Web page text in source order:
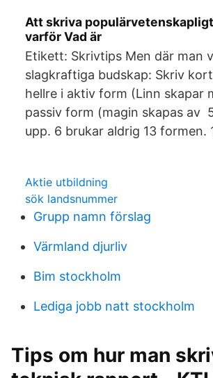
Att skriva
varför Vad är
Etikett: Skrivtips Men där man
slagkraftiga budskap: Skriv
hellre i aktiv form (Linn skapar
passiv form (magin skapas av
upp. 6 brukar aldrig 13 formen.
Aktie utbildning
sök landsnummer
Grupp namn förslag
Värmland djurliv
Bim stockholm
Lediga jobb natt stockholm
Tips om hur man